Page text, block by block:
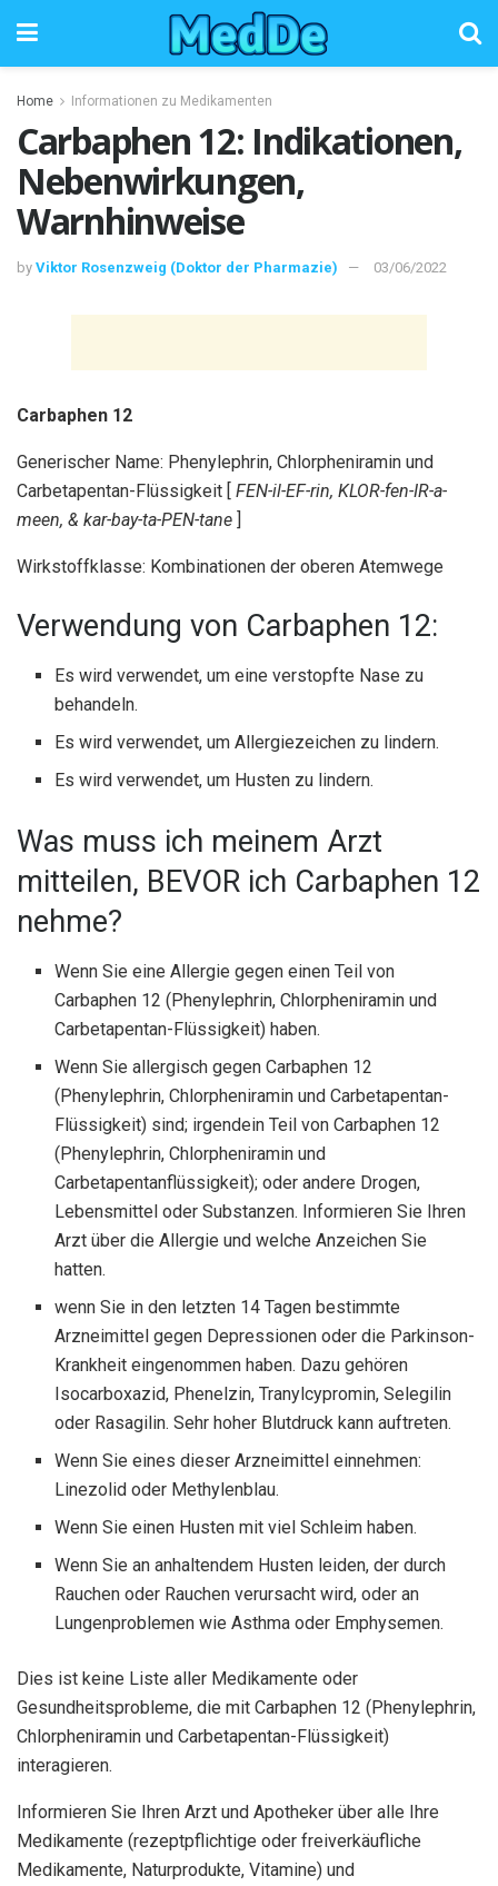
Home Informationen zu Medikamenten
Carbaphen 12: Indikationen,
Nebenwirkungen,
Warnhinweise
by Viktor Rosenzweig (Doktor der Pharmazie) 03/06/2022
Carbaphen 12
Generischer Name: Phenylephrin, Chlorpheniramin und
Carbetapentan-Flüssigkeit [ FEN-il-EF-rin, KLOR-fen-IR-a-
meen, & kar-bay-ta-PEN-tane ]
Wirkstoffklasse: Kombinationen der oberen Atemwege
Verwendung von Carbaphen 12:
Es wird verwendet, um eine verstopfte Nase zu
behandeln.
Es wird verwendet, um Allergiezeichen zu lindern.
Es wird verwendet, um Husten zu lindern.
Was muss ich meinem Arzt
mitteilen, BEVOR ich Carbaphen 12
nehme?
Wenn Sie eine Allergie gegen einen Teil von
Carbaphen 12 (Phenylephrin, Chlorpheniramin und
Carbetapentan-Flüssigkeit) haben.
Wenn Sie allergisch gegen Carbaphen 12
(Phenylephrin, Chlorpheniramin und Carbetapentan-
Flüssigkeit) sind; irgendein Teil von Carbaphen 12
(Phenylephrin, Chlorpheniramin und
Carbetapentanflüssigkeit); oder andere Drogen,
Lebensmittel oder Substanzen. Informieren Sie Ihren
Arzt über die Allergie und welche Anzeichen Sie
hatten.
wenn Sie in den letzten 14 Tagen bestimmte
Arzneimittel gegen Depressionen oder die Parkinson-
Krankheit eingenommen haben. Dazu gehören
Isocarboxazid, Phenelzin, Tranylcypromin, Selegilin
oder Rasagilin. Sehr hoher Blutdruck kann auftreten.
Wenn Sie eines dieser Arzneimittel einnehmen:
Linezolid oder Methylenblau.
Wenn Sie einen Husten mit viel Schleim haben.
Wenn Sie an anhaltendem Husten leiden, der durch
Rauchen oder Rauchen verursacht wird, oder an
Lungenproblemen wie Asthma oder Emphysemen.
Dies ist keine Liste aller Medikamente oder
Gesundheitsprobleme, die mit Carbaphen 12 (Phenylephrin,
Chlorpheniramin und Carbetapentan-Flüssigkeit)
interagieren.
Informieren Sie Ihren Arzt und Apotheker über alle Ihre
Medikamente (rezeptpflichtige oder freiverkäufliche
Medikamente, Naturprodukte, Vitamine) und